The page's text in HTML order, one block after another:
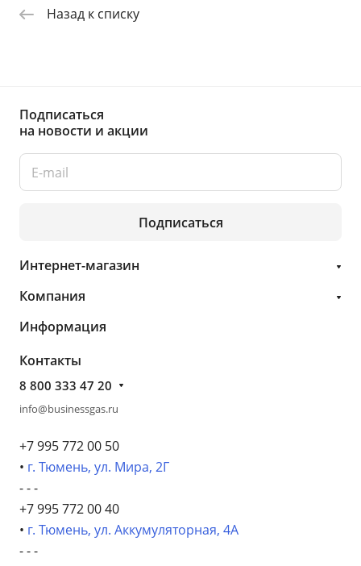
Назад к списку
Подписаться
на новости и акции
Подписаться
Интернет-магазин
Компания
Информация
Контакты
8 800 333 47 20
info@businessgas.ru
+7 995 772 00 50
• г. Тюмень, ул. Мира, 2Г
- - -
+7 995 772 00 40
• г. Тюмень, ул. Аккумуляторная, 4А
- - -